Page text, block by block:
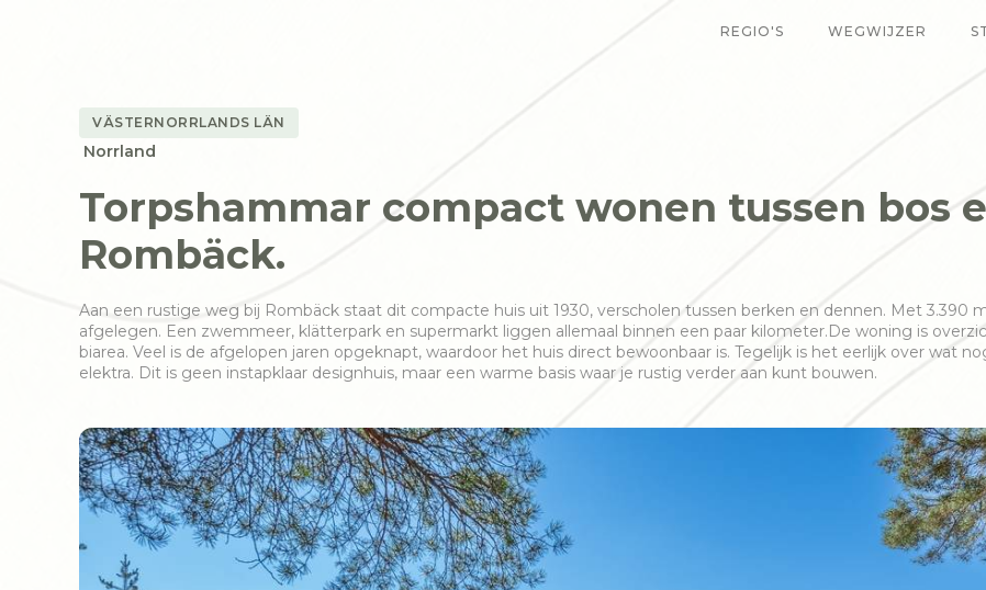
REGIO'S WEGWIJZER
VÄSTERNORRLANDS LÄN
Norrland
Torpshammar compact wonen tussen bos
Rombäck.
Aan een rustige weg bij Rombäck staat dit compacte huis uit 1930, verscholen tussen berken en dennen. Met 3.390
afgelegen. Een zwemmeer, klätterpark en supermarkt liggen allemaal binnen een paar kilometer.De woning is
biarea. Veel is de afgelopen jaren opgeknapt, waardoor het huis direct bewoonbaar is. Tegelijk is het eerlijk over wat
elektra. Dit is geen instapklaar designhuis, maar een warme basis waar je rustig verder aan kunt bouwen.